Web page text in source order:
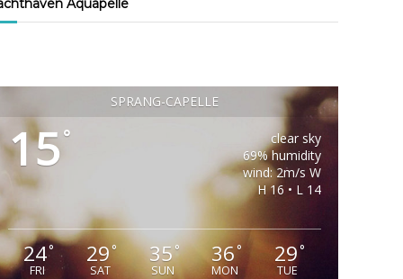
Aquapelle
SPRANG-CAPELLE
15°
clear sky
69% humidity
wind: 2m/s W
H 16 • L 14
24°
FRI
29°
SAT
35°
SUN
36°
MON
29°
TUE